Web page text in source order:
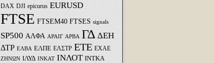
DAX DJI epicurus EURUSD
FTSE FTSEM40 FTSES signals
SP500 ΑΛΦΑ ΑΡΑΙΓ ΑΡΒΑ ΓΔ ΔΕΗ
ΔΤΡ ΕΛΒΑ ΕΛΠΕ ΕΛΣΤΡ ΕΤΕ ΕΧΑΕ
ΖΗΝΩΝ ΙΛΥΔ ΙΝΚΑΤ ΙΝΛΟΤ ΙΝΤΚΑ